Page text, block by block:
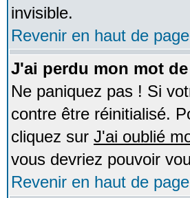
invisible.
Revenir en haut de page
J'ai perdu mon mot
Ne paniquez pas ! Si
contre être réinitialisé.
cliquez sur J'ai oublié
vous devriez pouvoir
Revenir en haut de page